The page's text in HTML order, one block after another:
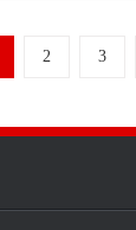
2 3